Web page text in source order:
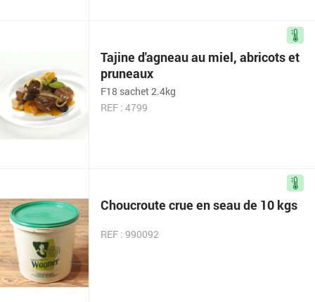
Tajine d'agneau au miel, abricots et
pruneaux
F18 sachet 2.4kg
REF : 4799
Choucroute crue en seau de 10 kgs
REF : 990092